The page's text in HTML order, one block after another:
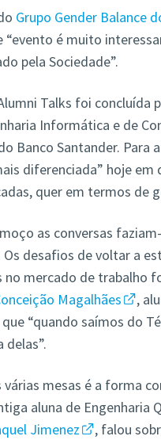
Grupo Gender Balance
“evento é muito
pela Sociedade”.
Talks foi concluída
Informática e de
Banco Santander. Para
diferenciada” hoje em
quer em termos de
as conversas
desafios de voltar a
no mercado de trabalho
Magalhães
,
“quando saímos do
delas”.
mesas é a forma
aluna de Engenharia
Jimenez
, falou